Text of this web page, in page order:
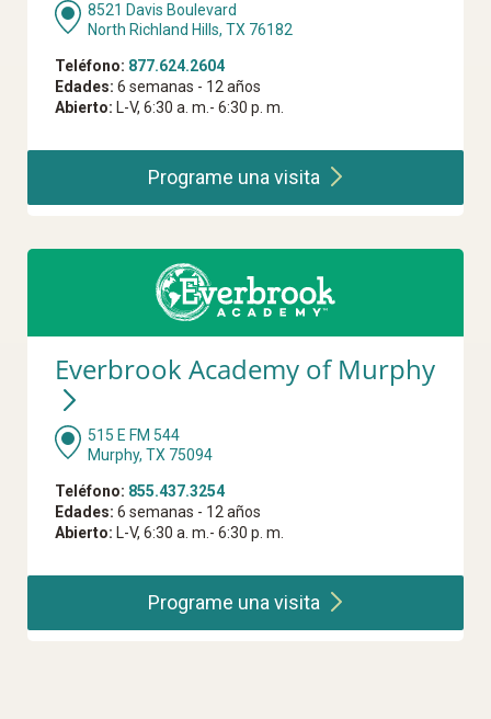
8521 Davis Boulevard
North Richland Hills, TX 76182
Teléfono: 877.624.2604
Edades: 6 semanas - 12 años
Abierto: L-V, 6:30 a. m.- 6:30 p. m.
Programe unavisita
Everbrook Academy of Murphy
515 E FM 544
Murphy, TX 75094
Teléfono: 855.437.3254
Edades: 6 semanas - 12 años
Abierto: L-V, 6:30 a. m.- 6:30 p. m.
Programe unavisita